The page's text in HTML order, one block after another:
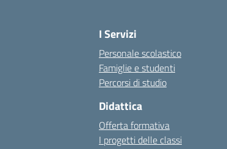
I Servizi
Personale scolastico
Famiglie e studenti
Percorsi di studio
Didattica
Offerta formativa
I progetti delle classi